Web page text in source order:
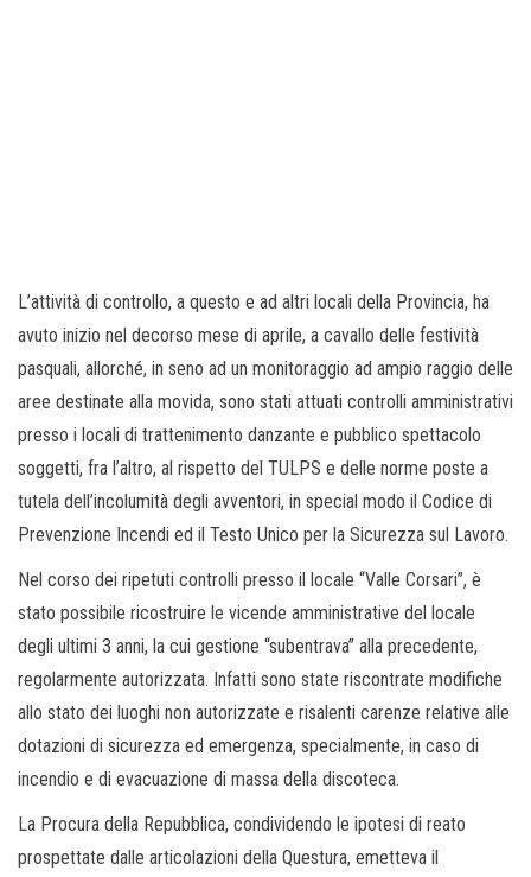
L’attività di controllo, a questo e ad altri locali della Provincia, ha
avuto inizio nel decorso mese di aprile, a cavallo delle festività
pasquali, allorché, in seno ad un monitoraggio ad ampio raggio delle
aree destinate alla movida, sono stati attuati controlli amministrativi
presso i locali di trattenimento danzante e pubblico spettacolo
soggetti, fra l’altro, al rispetto del TULPS e delle norme poste a
tutela dell’incolumità degli avventori, in special modo il Codice di
Prevenzione Incendi ed il Testo Unico per la Sicurezza sul Lavoro.
Nel corso dei ripetuti controlli presso il locale “Valle Corsari”, è
stato possibile ricostruire le vicende amministrative del locale
degli ultimi 3 anni, la cui gestione “subentrava” alla precedente,
regolarmente autorizzata. Infatti sono state riscontrate modifiche
allo stato dei luoghi non autorizzate e risalenti carenze relative alle
dotazioni di sicurezza ed emergenza, specialmente, in caso di
incendio e di evacuazione di massa della discoteca.
La Procura della Repubblica, condividendo le ipotesi di reato
prospettate dalle articolazioni della Questura, emetteva il